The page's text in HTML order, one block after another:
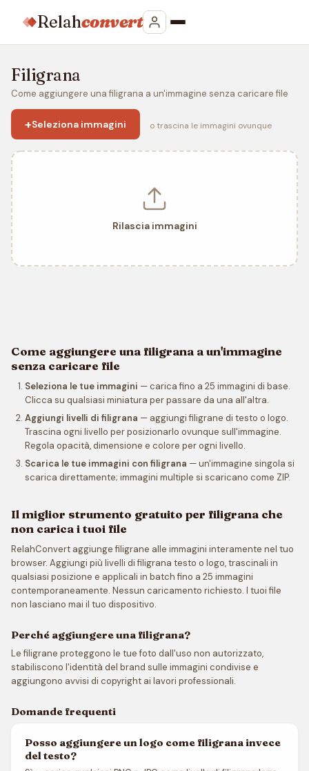
Relahconvert
Filigrana
Come aggiungere una filigrana a un'immagine senza caricare file
+Seleziona immagini o trascina le immagini ovunque
Rilascia immagini
Come aggiungere una filigrana a un'immagine
senza caricare file
Seleziona le tue immagini — carica fino a 25 immagini di base.
Clicca su qualsiasi miniatura per passare da una all'altra.
Aggiungi livelli di filigrana — aggiungi filigrane di testo o logo.
Trascina ogni livello per posizionarlo ovunque sull'immagine.
Regola opacità, dimensione e colore per ogni livello.
Scarica le tue immagini con filigrana — un'immagine singola si
scarica direttamente; immagini multiple si scaricano come ZIP.
Il miglior strumento gratuito per filigrana che
non carica i tuoi file
RelahConvert aggiunge filigrane alle immagini interamente nel tuo
browser. Aggiungi più livelli di filigrana testo o logo, trascinali in
qualsiasi posizione e applicali in batch fino a 25 immagini
contemporaneamente. Nessun caricamento richiesto. I tuoi file
non lasciano mai il tuo dispositivo.
Perché aggiungere una filigrana?
Le filigrane proteggono le tue foto dall'uso non autorizzato,
stabiliscono l'identità del brand sulle immagini condivise e
aggiungono avvisi di copyright ai lavori professionali.
Domande frequenti
Posso aggiungere un logo come filigrana invece
del testo?